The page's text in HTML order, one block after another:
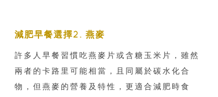
減肥早餐選擇2. 燕麥
許多人早餐習慣吃燕麥片或含糖玉米片，雖然
兩者的卡路里可能相當，且同屬於碳水化合
物，但燕麥的營養及特性，更適合減肥時食